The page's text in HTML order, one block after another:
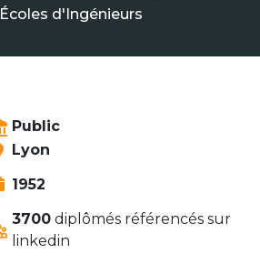
Écoles d'Ingénieurs
Public
Lyon
1952
3700 diplômés référencés sur
linkedin